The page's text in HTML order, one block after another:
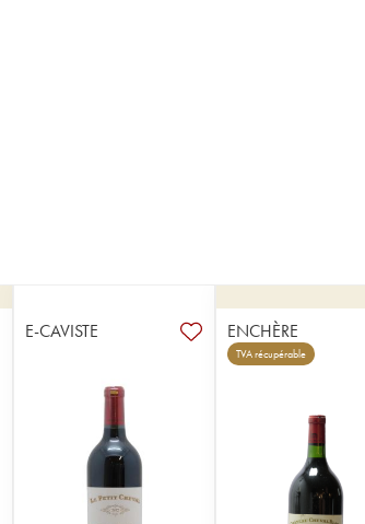
E-CAVISTE ENCHÈRE
TVA récupérable